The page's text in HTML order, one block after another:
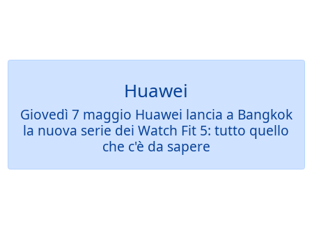
Huawei
Giovedì 7 maggio Huawei lancia a Bangkok
la nuova serie dei Watch Fit 5: tutto quello
che c'è da sapere